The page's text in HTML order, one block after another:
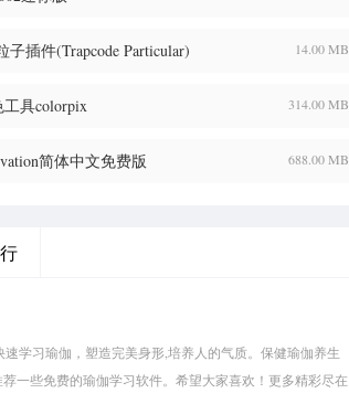
子插件(Trapcode Particular) 14.00 MB
具colorpix 314.00 MB
简体中文免费版 688.00 MB
学习瑜伽，塑造完美身形,培养人的气质。保健瑜伽养生
一些免费的瑜伽学习软件。希望大家喜欢！更多精彩尽在